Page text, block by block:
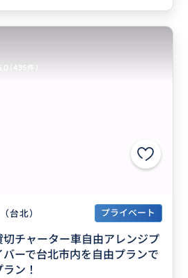
台北） プライベート
チャーター車自由アレンジプ
ーで台北市内を自由プランで
ン！
(435件)